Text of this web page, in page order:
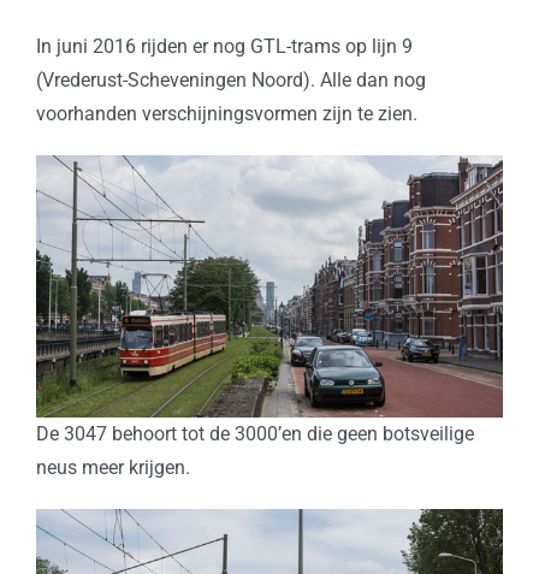
In juni 2016 rijden er nog GTL-trams op lijn 9
(Vrederust-Scheveningen Noord). Alle dan nog
voorhanden verschijningsvormen zijn te zien.
De 3047 behoort tot de 3000’en die geen botsveilige
neus meer krijgen.